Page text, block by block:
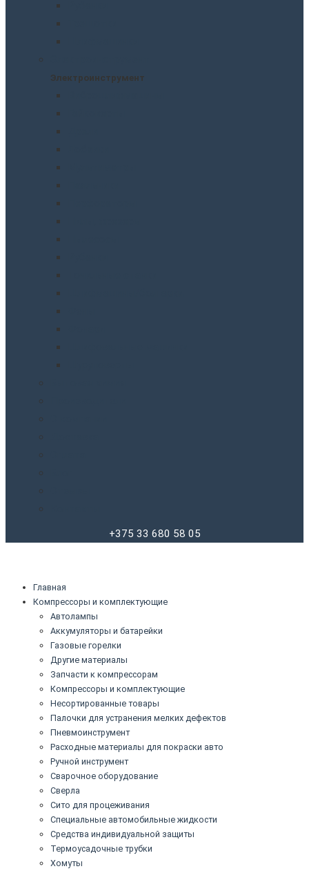
Электроинструмент
+375 33 680 58 05
Главная
Компрессоры и комплектующие
Автолампы
Аккумуляторы и батарейки
Газовые горелки
Другие материалы
Запчасти к компрессорам
Компрессоры и комплектующие
Несортированные товары
Палочки для устранения мелких дефектов
Пневмоинструмент
Расходные материалы для покраски авто
Ручной инструмент
Сварочное оборудование
Сверла
Сито для процеживания
Специальные автомобильные жидкости
Средства индивидуальной защиты
Термоусадочные трубки
Хомуты